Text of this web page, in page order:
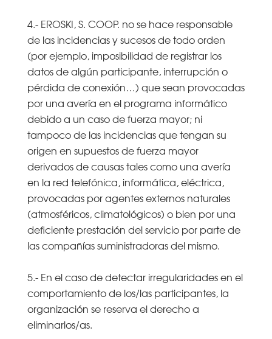
4.- EROSKI, S. COOP. no se hace responsable
de las incidencias y sucesos de todo orden
(por ejemplo, imposibilidad de registrar los
datos de algún participante, interrupción o
pérdida de conexión…) que sean provocadas
por una avería en el programa informático
debido a un caso de fuerza mayor; ni
tampoco de las incidencias que tengan su
origen en supuestos de fuerza mayor
derivados de causas tales como una avería
en la red telefónica, informática, eléctrica,
provocadas por agentes externos naturales
(atmosféricos, climatológicos) o bien por una
deficiente prestación del servicio por parte de
las compañías suministradoras del mismo.
5.- En el caso de detectar irregularidades en el
comportamiento de los/las participantes, la
organización se reserva el derecho a
eliminarlos/as.